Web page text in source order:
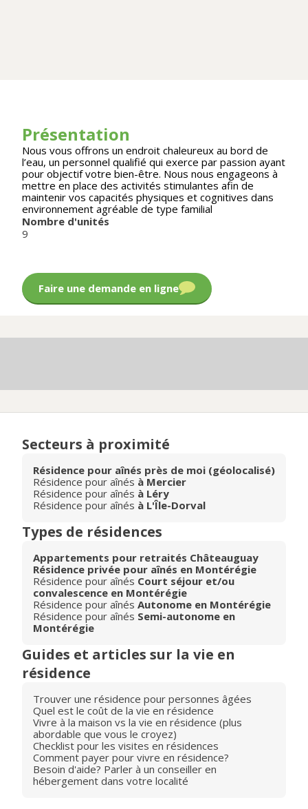
Présentation
Nous vous offrons un endroit chaleureux au bord de
l’eau, un personnel qualifié qui exerce par passion ayant
pour objectif votre bien-être. Nous nous engageons à
mettre en place des activités stimulantes afin de
maintenir vos capacités physiques et cognitives dans
environnement agréable de type familial
Nombre d'unités
9
Faire une demande en ligne
Secteurs à proximité
Résidence pour aînés près de moi (géolocalisé)
Résidence pour aînés à Mercier
Résidence pour aînés à Léry
Résidence pour aînés à L'Île-Dorval
Types de résidences
Appartements pour retraités Châteauguay
Résidence privée pour aînés en Montérégie
Résidence pour aînés Court séjour et/ou
convalescence en Montérégie
Résidence pour aînés Autonome en Montérégie
Résidence pour aînés Semi-autonome en
Montérégie
Guides et articles sur la vie en
résidence
Trouver une résidence pour personnes âgées
Quel est le coût de la vie en résidence
Vivre à la maison vs la vie en résidence (plus
abordable que vous le croyez)
Checklist pour les visites en résidences
Comment payer pour vivre en résidence?
Besoin d'aide? Parler à un conseiller en
hébergement dans votre localité